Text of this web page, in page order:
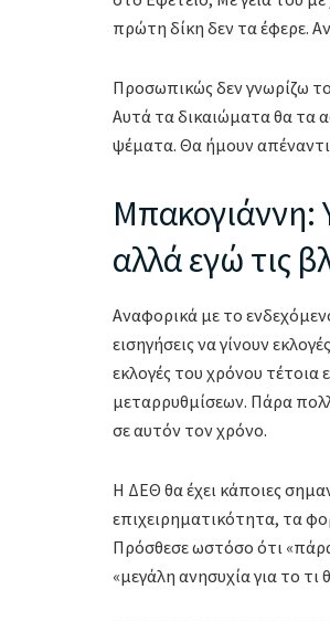
πρώτη δίκη δεν τα έφερε.
Προσωπικώς δεν γνωρίζω
Αυτά τα δικαιώματα θα τα
ψέματα. Θα ήμουν απέναντι
Μπακογιάννη:
αλλά εγώ τις
Αναφορικά με το
εισηγήσεις να γίνουν
εκλογές του χρόνου τέτοια
μεταρρυθμίσεων. Πάρα
σε αυτόν τον χρόνο.
Η ΔΕΘ θα έχει κάποιες
επιχειρηματικότητα, τα
Πρόσθεσε ωστόσο ότι
«μεγάλη ανησυχία για το